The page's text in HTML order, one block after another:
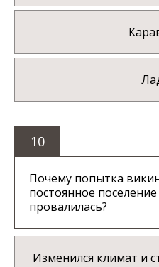
10
Почему попытка
постоянное
провалилась?
Изменился климат и